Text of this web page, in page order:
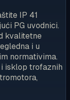
IP 41
PG uvodnici.
kvalitetne
i u
normativima.
isklop trofaznih